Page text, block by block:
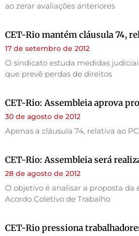
ao zerar avaliações anteriores
CET-Rio mantém cláusula 74,
17 de setembro de 2012
O sindicato estuda medidas
que prevê perdas de direitos
CET-Rio: Assembleia aprova
30 de agosto de 2012
Apenas a cláusula 74, relativa ao
CET-Rio: Assembleia será
28 de agosto de 2012
O objetivo é analisar a proposta da
Acordo Coletivo de Trabalho
CET-Rio pressiona